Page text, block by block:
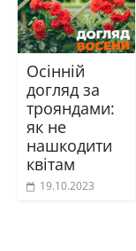
Осінній
догляд за
трояндами:
як не
нашкодити
квітам
19.10.2023